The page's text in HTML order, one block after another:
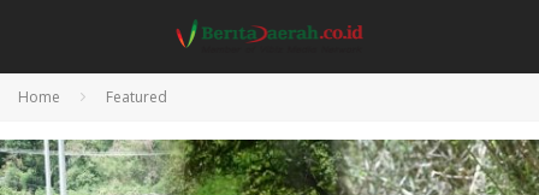
Home Featured